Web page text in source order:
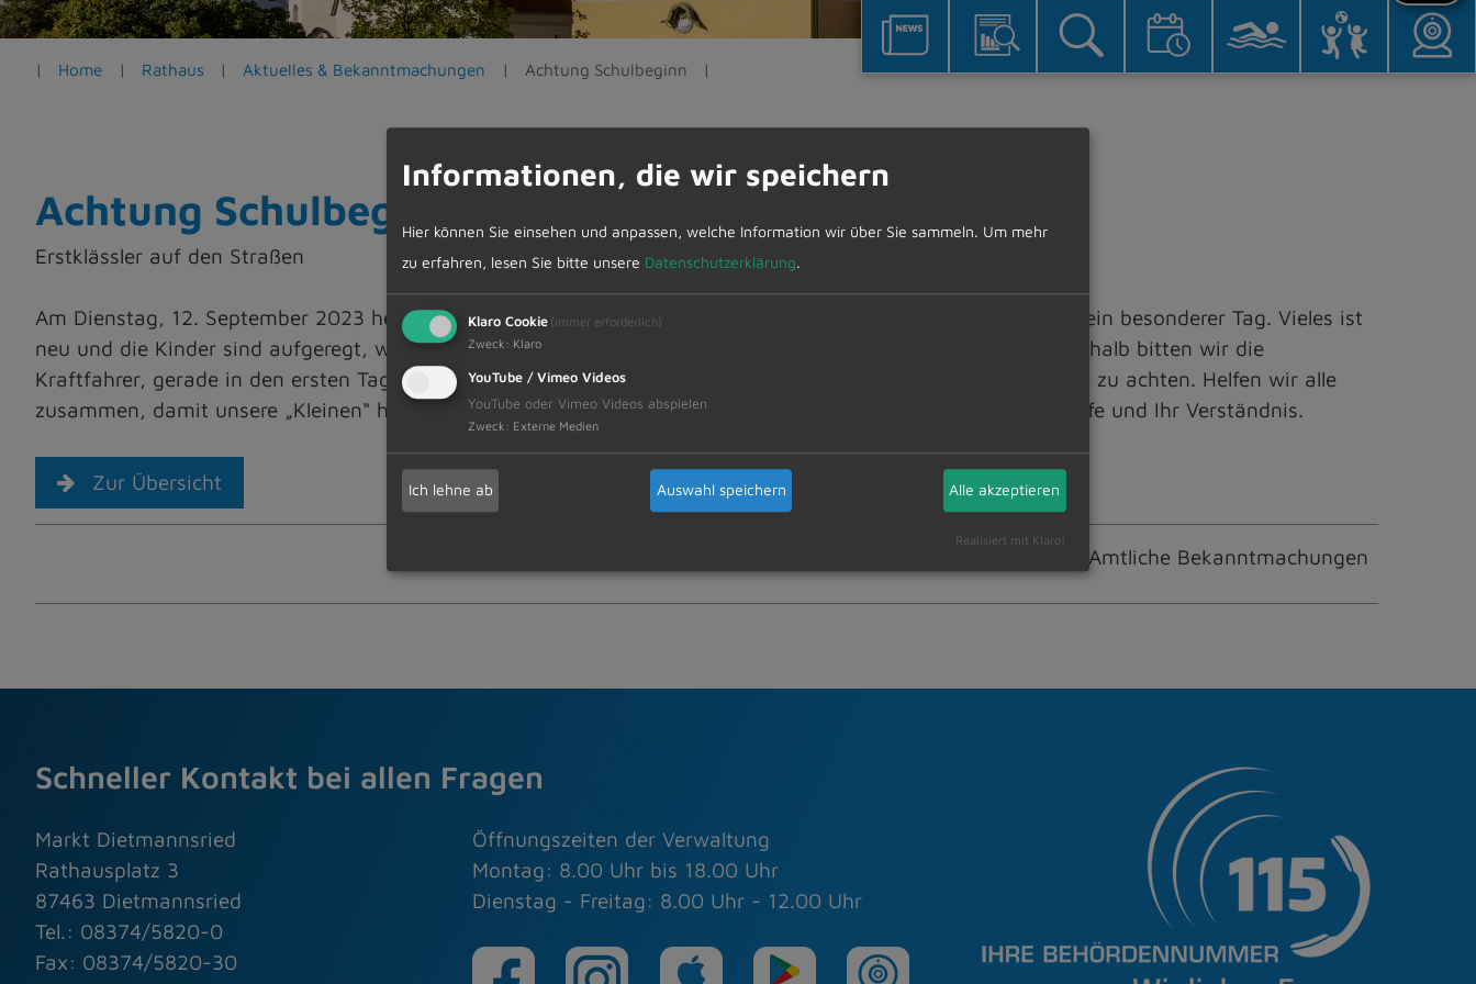
e
n
Home Rathaus Aktuelles & Bekanntmachungen Achtung Schulbeginn
Achtung Schulbeginn
Erstklässler auf den Straßen
Am Dienstag, 12. September 2023 heißt es wieder Schulbeginn. Für viele Kinder in unserer Gemeinde ist dies ein besonderer Tag. Vieles ist
neu und die Kinder sind aufgeregt, was sie alles in der Schule erleben werden. Neu ist auch der Schulweg. Deshalb bitten wir die
Kraftfahrer, gerade in den ersten Tagen besonders auf die Schüler an Schulwegen und an Schulbushaltestellen zu achten. Helfen wir alle
zusammen, damit unsere „Kleinen“ heil an der Schule und zuhause ankommen. Herzlichen Dank für Ihre Mithilfe und Ihr Verständnis.
Zur Übersicht
Amtliche Bekanntmachungen
Schneller Kontakt bei allen Fragen
Markt Dietmannsried
Rathausplatz 3
87463 Dietmannsried
Tel.: 08374/5820-0
Fax: 08374/5820-30
Öffnungszeiten der Verwaltung
Montag: 8.00 Uhr bis 18.00 Uhr
Dienstag - Freitag: 8.00 Uhr - 12.00 Uhr
Informationen, die wir speichern
Hier können Sie einsehen und anpassen, welche Information wir über Sie sammeln. Um mehr
zu erfahren, lesen Sie bitte unsere Datenschutzerklärung.
Klaro Cookie (immer erforderlich)
Zweck : Klaro
YouTube / Vimeo Videos
YouTube oder Vimeo Videos abspielen
Zweck : Externe Medien
Ich lehne ab Auswahl speichern Alle akzeptieren
Realisiert mit Klaro!